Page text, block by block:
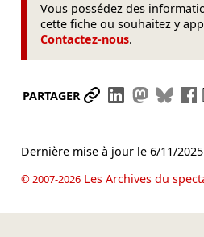
Vous possédez des
cette fiche ou souhaitez y
Contactez-nous.
PARTAGER Partager le lien
Partager
Dernière mise à jour le 6/11/2025
© 2007-2026Les Archives du